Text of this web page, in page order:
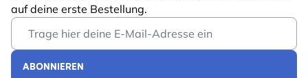
auf deine erste Bestellung.
Email Address
ABONNIEREN